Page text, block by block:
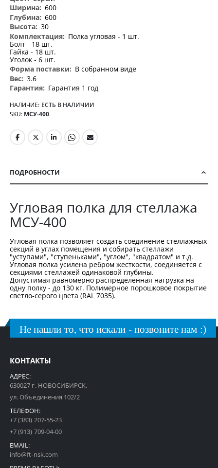
600
600
30
Полка угловая - 1 шт.
Болт - 18 шт.
Гайка - 18 шт.
Уголок - 6 шт.
В собранном виде
3.6
Гарантия 1 год
НАЛИЧИЕ: ЕСТЬ В НАЛИЧИИ
SKU МСУ-400
ПОДРОБНОСТИ
Угловая полка для стеллажа
МСУ-400
Угловая полка позволяет создать соединение стеллажных
секций в углах помещения и собирать стеллажи
"уступами", "ступеньками", "углом", "квадратом" и т.д.
Угловая полка усилена ребром жесткости, соединяется с
секциями стеллажей одинаковой глубины.
Допустимая равномерно распределенная нагрузка на
одну полку - до 130 кг. Полимерное порошковое покрытие
светло-серого цвета (RAL 7035).
Не нашли то, что искали - позвоните нам :)
КОНТАКТЫ
АДРЕС:
630027 г. НОВОСИБИРСК,
ул. Объединения 102/2
ТЕЛЕФОН:
+7 (383) 207-55-23
+7 (913) 709-04-00
EMAIL:
info@ft-nsk.com